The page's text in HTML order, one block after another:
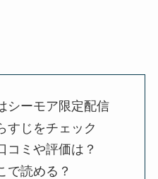
シーモア限定配信
すじをチェック
コミや評価は？
で読める？